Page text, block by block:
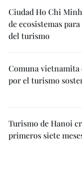
Ciudad Ho Chi
de ecosistemas
del turismo
Comuna vietnamita
por el turismo
Turismo de Hanoi
primeros siete